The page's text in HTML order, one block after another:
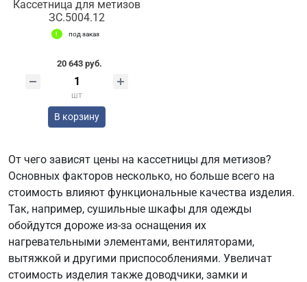
Кассетница для метизов
ЗС.5004.12
под заказ
20 643 руб.
шт
В корзину
От чего зависят цены на кассетницы для метизов?
Основных факторов несколько, но больше всего на
стоимость влияют функциональные качества изделия.
Так, например, сушильные шкафы для одежды
обойдутся дороже из-за оснащения их
нагревательными элементами, вентиляторами,
вытяжкой и другими приспособлениями. Увеличат
стоимость изделия также доводчики, замки и